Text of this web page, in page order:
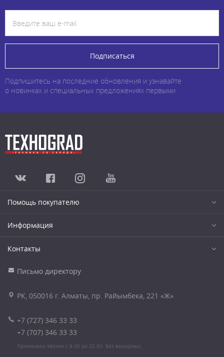
Подписаться
Подпишитесь на последние обновления и узнавайте
о новинках и специальных предложениях первыми
Помощь покупателю
Информация
Контакты
Письмо директору
РК, 050016 г. Алматы, пр. Райымбека, 221 «Ж»
+7 (727) 346 33 33
+7 (707) 346 33 33
Принимаем звонки с 9.00 до 20.00. Без выходных.